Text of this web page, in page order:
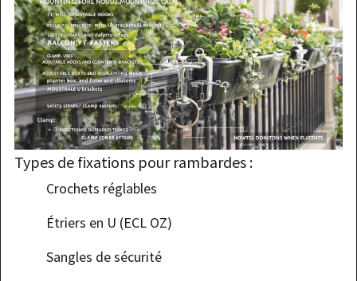
Types de fixations pour rambardes :
Crochets réglables
Étriers en U (ECL OZ)
Sangles de sécurité